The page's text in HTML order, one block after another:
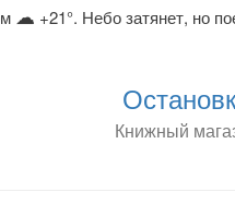
☁ +21°. Небо затянет, но
Книжный